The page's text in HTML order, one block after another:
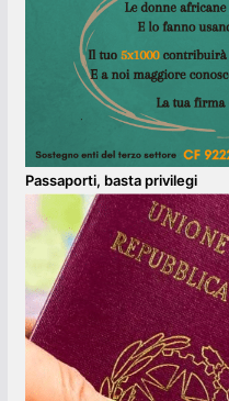
Passaporti, basta privilegi